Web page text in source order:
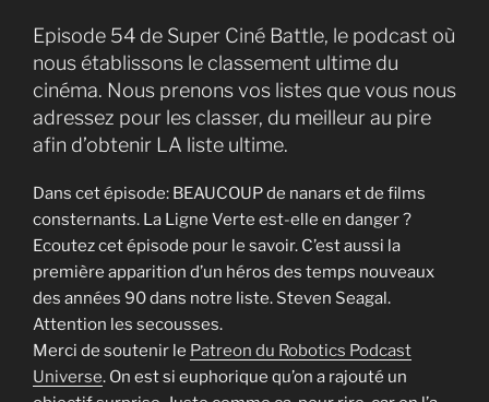
Episode 54 de Super Ciné Battle, le podcast où
nous établissons le classement ultime du
cinéma. Nous prenons vos listes que vous nous
adressez pour les classer, du meilleur au pire
afin d’obtenir LA liste ultime.
Dans cet épisode: BEAUCOUP de nanars et de films
consternants. La Ligne Verte est-elle en danger ?
Ecoutez cet épisode pour le savoir. C’est aussi la
première apparition d’un héros des temps nouveaux
des années 90 dans notre liste. Steven Seagal.
Attention les secousses.
Merci de soutenir le Patreon du Robotics Podcast
Universe. On est si euphorique qu’on a rajouté un